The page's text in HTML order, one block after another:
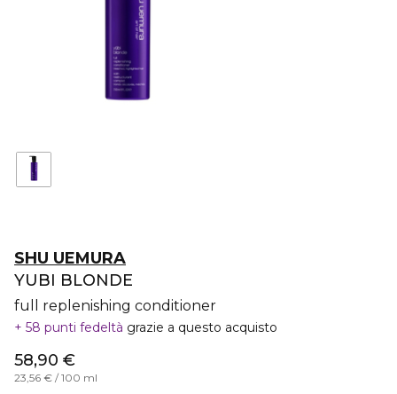
SHU UEMURA
YUBI BLONDE
full replenishing conditioner
58 punti fedeltà grazie a questo acquisto
58,90 €
23,56 € / 100 ml